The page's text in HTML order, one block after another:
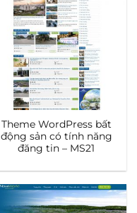
Theme WordPress bất
động sản có tính năng
đăng tin – MS21